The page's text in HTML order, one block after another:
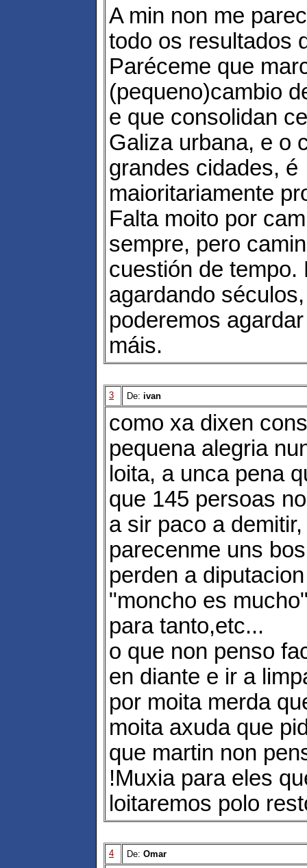
A min non me
todo os resultados
Paréceme que
(pequeno)cambio
e que consolidan
Galiza urbana, e o
grandes cidades, é
maioritariamente
Falta moito por
sempre, pero
cuestión de tempo.
agardando
poderemos
máis.
3 De: ivan
como xa dixen
pequena alegria
loita, a unca pena
que 145 persoas
a sir paco a
parecenme uns
perden a
"moncho es
para tanto,etc...
o que non penso
en diante e ir a
por moita merda
moita axuda que
que martin non
!Muxia para eles
loitaremos polo
4 De: Omar